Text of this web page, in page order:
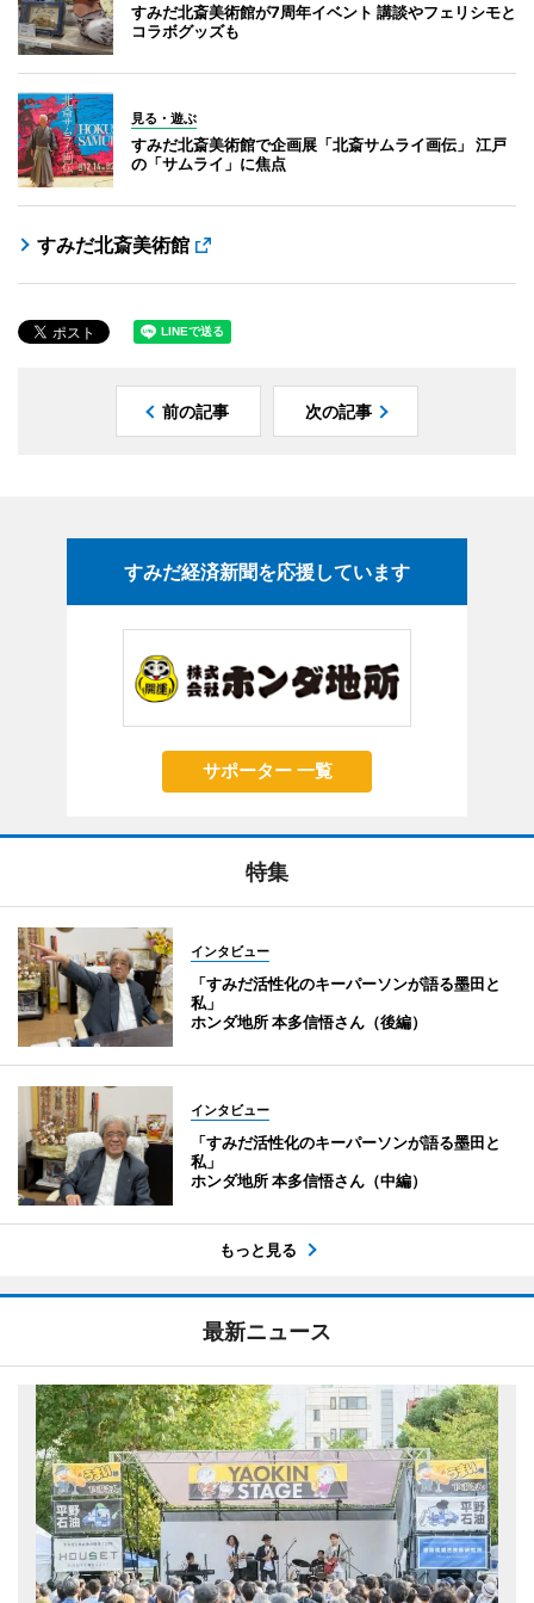
すみだ北斎美術館が7周年イベント 講談やフェリシモと
コラボグッズも
見る・遊ぶ
すみだ北斎美術館で企画展「北斎サムライ画伝」 江戸
の「サムライ」に焦点
すみだ北斎美術館
前の記事 次の記事
すみだ経済新聞を応援しています
サポーター 一覧
特集
インタビュー
「すみだ活性化のキーパーソンが語る墨田と
私」
ホンダ地所 本多信悟さん（後編）
インタビュー
「すみだ活性化のキーパーソンが語る墨田と
私」
ホンダ地所 本多信悟さん（中編）
もっと見る
最新ニュース